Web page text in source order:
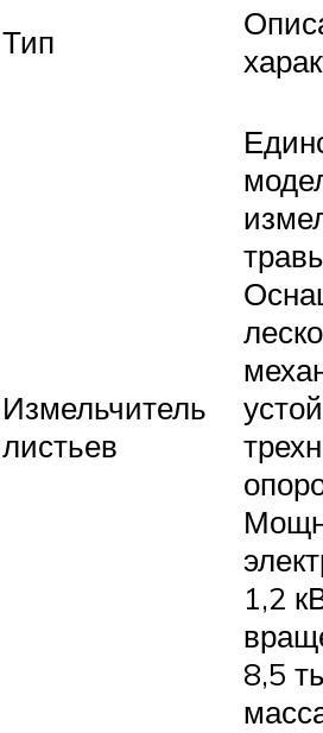
Тип
Измельчитель
листьев
1,2
8,5